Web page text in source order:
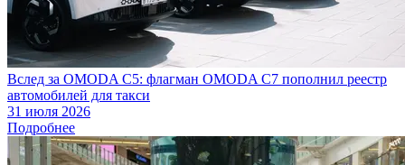
Вслед за OMODA C5: флагман OMODA C7 пополнил реестр
автомобилей для такси
31 июля 2026
Подробнее